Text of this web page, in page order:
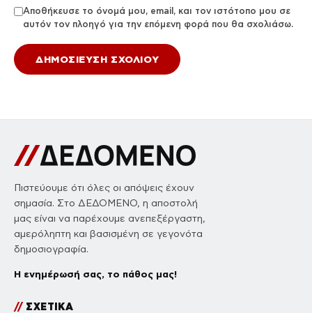
Αποθήκευσε το όνομά μου, email, και τον ιστότοπο μου σε
αυτόν τον πλοηγό για την επόμενη φορά που θα σχολιάσω.
Πιστεύουμε ότι όλες οι απόψεις έχουν
σημασία. Στο ΔΕΔΟΜΕΝΟ, η αποστολή
μας είναι να παρέχουμε ανεπεξέργαστη,
αμερόληπτη και βασισμένη σε γεγονότα
δημοσιογραφία.
Η ενημέρωσή σας, το πάθος μας!
//ΣΧΕΤΙΚΑ